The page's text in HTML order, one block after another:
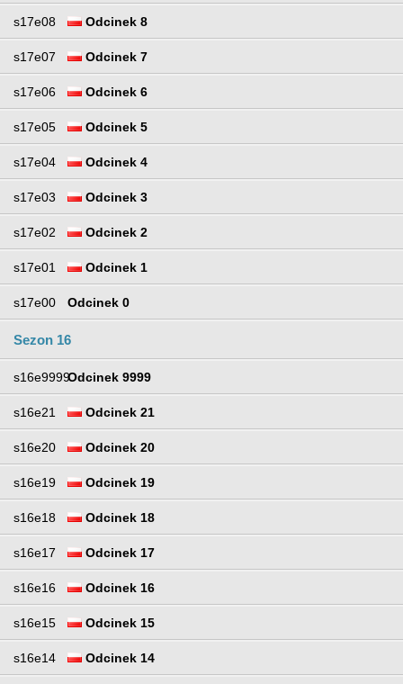
s17e08 Odcinek 8
s17e07 Odcinek 7
s17e06 Odcinek 6
s17e05 Odcinek 5
s17e04 Odcinek 4
s17e03 Odcinek 3
s17e02 Odcinek 2
s17e01 Odcinek 1
s17e00 Odcinek 0
Sezon 16
s16e9999Odcinek 9999
s16e21 Odcinek 21
s16e20 Odcinek 20
s16e19 Odcinek 19
s16e18 Odcinek 18
s16e17 Odcinek 17
s16e16 Odcinek 16
s16e15 Odcinek 15
s16e14 Odcinek 14